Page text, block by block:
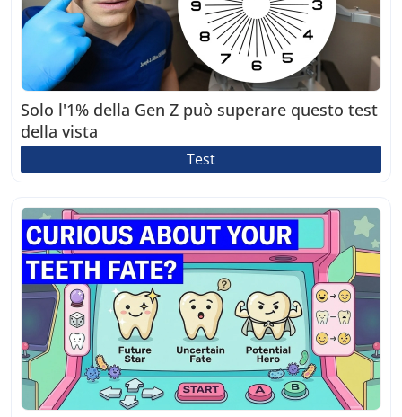
Solo l'1% della Gen Z può superare questo test
della vista
Test